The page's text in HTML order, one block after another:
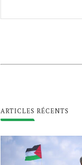
ARTICLES RÉCENTS